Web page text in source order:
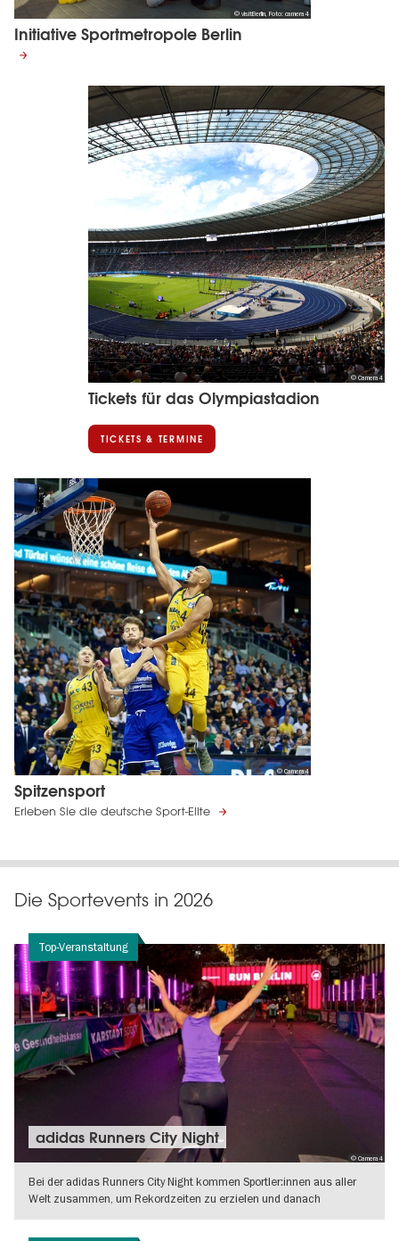
© visitBerlin, Foto: camera4
Initiative Sportmetropole Berlin
© Camera4
Tickets für das Olympiastadion
TICKETS & TERMINE
© Camera4
Spitzensport
Erleben Sie die deutsche Sport-Elite
Die Sportevents in 2026
Top-Veranstaltung
© Camera4
adidas Runners City Night
Bei der adidas Runners City Night kommen Sportler:innen aus aller
Welt zusammen, um Rekordzeiten zu erzielen und danach